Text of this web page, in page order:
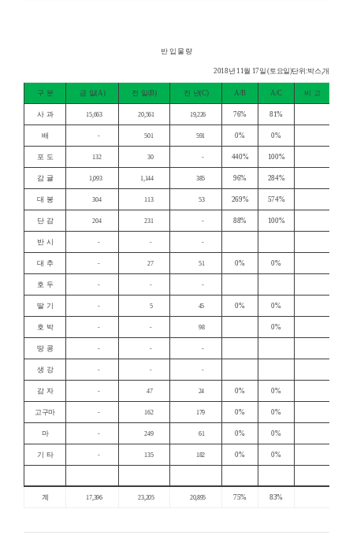
반 입 물 량
2018년 11월 17일 (토요일)단위:박스,개
구 분 금 일(A) 전 일(B) 전 년(C) A/B A/C 비 고
사 과 15,663 20,561 19,226 76% 81%
배 - 501 591 0% 0%
포 도 132 30 - 440% 100%
감 귤 1,093 1,144 385 96% 284%
대 봉 304 113 53 269% 574%
단 감 204 231 - 88% 100%
반 시 - - -
대 추 - 27 51 0% 0%
호 두 - - -
딸 기 - 5 45 0% 0%
호 박 - - 98 0%
땅 콩 - - -
생 강 - - -
감 자 - 47 24 0% 0%
고구마 - 162 179 0% 0%
마 - 249 61 0% 0%
기 타 - 135 182 0% 0%
계 17,396 23,205 20,895 75% 83%